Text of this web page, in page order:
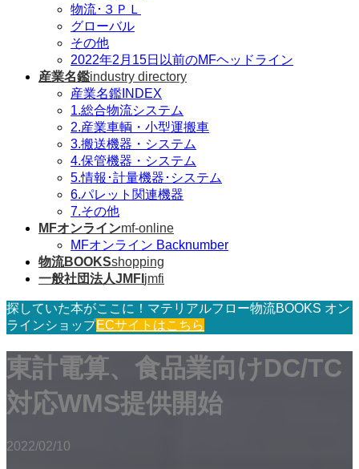
物流･３ＰＬ
グローバル
その他
2022年2月15日以前のMFヘッドライン
産業名鑑industry directory
産業名鑑INDEX
1.総合物流システム
2.産業車輌・小型運搬車
3.搬送機器・システム
4.保管機器・システム
5.情報･計量機器･システム
6.パレット関連機器
7.その他
MFオンラインmf-online
MFオンライン Backnumber
物流BOOKSshopping
一般社団法人JMFI jmfi
探していた本がここに！マテリアルフロー物流BOOKS オン
ラインショップECサイトはこちら
東計電算、食品業向けDC/TC
対応WMS提供開始
2022/02/10